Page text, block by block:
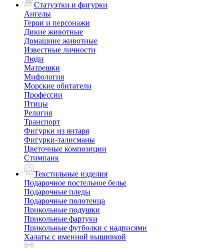
Статуэтки и фигурки
Ангелы
Герои и персонажи
Дикие животные
Домашние животные
Известные личности
Люди
Матрешки
Мифология
Морские обитатели
Профессии
Птицы
Религия
Транспорт
Фигурки из янтаря
Фигурки-талисманы
Цветочные композиции
Стимпанк
Текстильные изделия
Подарочное постельное белье
Подарочные пледы
Подарочные полотенца
Прикольные подушки
Прикольные фартуки
Прикольные футболки с надписями
Халаты с именной вышивкой